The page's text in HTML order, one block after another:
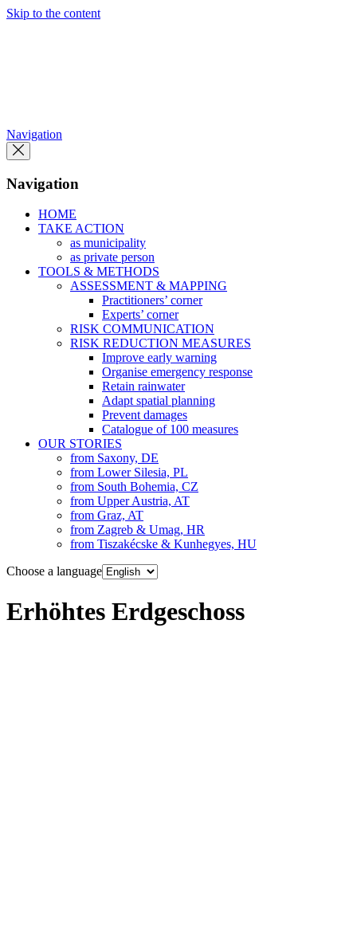
Skip to the content
Navigation
Navigation
HOME
TAKE ACTION
as municipality
as private person
TOOLS & METHODS
ASSESSMENT & MAPPING
Practitioners’ corner
Experts’ corner
RISK COMMUNICATION
RISK REDUCTION MEASURES
Improve early warning
Organise emergency response
Retain rainwater
Adapt spatial planning
Prevent damages
Catalogue of 100 measures
OUR STORIES
from Saxony, DE
from Lower Silesia, PL
from South Bohemia, CZ
from Upper Austria, AT
from Graz, AT
from Zagreb & Umag, HR
from Tiszakécske & Kunhegyes, HU
Choose a language
Erhöhtes Erdgeschoss